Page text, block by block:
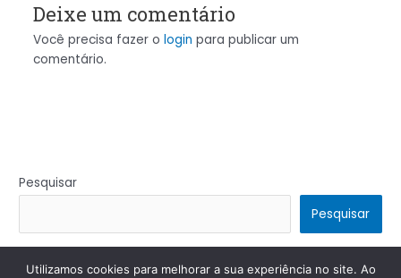
Deixe um comentário
Você precisa fazer o login para publicar um
comentário.
Pesquisar
Pesquisar
Utilizamos cookies para melhorar a sua experiência no site. Ao